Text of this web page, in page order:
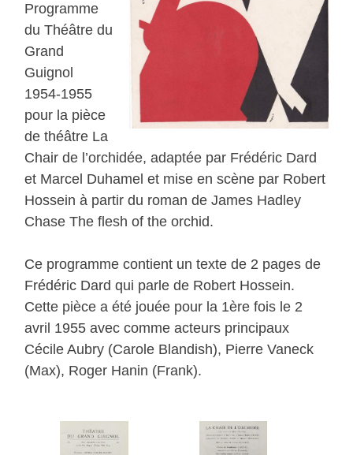
Programme
du Théâtre du
Grand
Guignol
1954-1955
pour la pièce
de théâtre La
Chair de l’orchidée, adaptée par Frédéric Dard
et Marcel Duhamel et mise en scène par Robert
Hossein à partir du roman de James Hadley
Chase The flesh of the orchid.
Ce programme contient un texte de 2 pages de
Frédéric Dard qui parle de Robert Hossein.
Cette pièce a été jouée pour la 1ère fois le 2
avril 1955 avec comme acteurs principaux
Cécile Aubry (Carole Blandish), Pierre Vaneck
(Max), Roger Hanin (Frank).